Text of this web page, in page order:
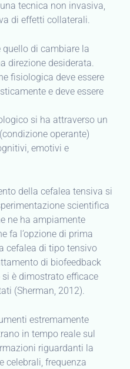
tecnica non invasiva,
di effetti collaterali.
quello di cambiare la
direzione desiderata.
fisiologica deve essere
e deve essere
si ha attraverso un
operante)
emotivi e
della cefalea tensiva si
scientifica
ne ha ampiamente
fa l’opzione di prima
cefalea di tipo tensivo
di biofeedback
è dimostrato efficace
(Sherman, 2012).
estremamente
in tempo reale sul
riguardanti la
celebrali, frequenza